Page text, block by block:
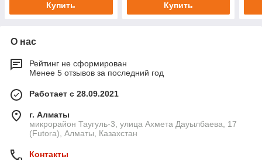
Купить Купить
О нас
Рейтинг не сформирован
Менее 5 отзывов за последний год
Работает с 28.09.2021
г. Алматы
микрорайон Таугуль-3, улица Ахмета Дауылбаева, 17
(Futora), Алматы, Казахстан
Контакты